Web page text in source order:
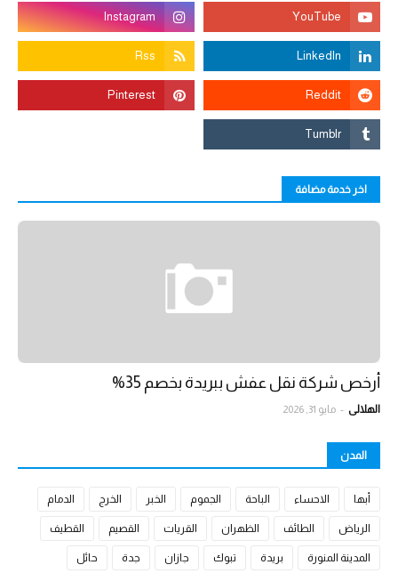
اخر خدمة مضافة
أرخص شركة نقل عفش ببريدة بخصم 35%
الهلالي - مايو 31, 2026
المدن
أبها الاحساء الباحة الجموم الخبر الخرج الدمام
الرياض الطائف الظهران القريات القصيم القطيف
المدينة المنورة بريدة تبوك جازان جدة حائل